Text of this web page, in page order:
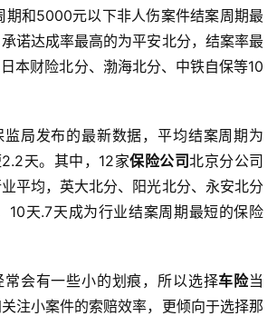
期和5000元以下非人伤案件结案周期最
诺达成率最高的为平安北分，结案率最
本财险北分、渤海北分、中铁自保等10
局发布的最新数据，平均结案周期为
天。其中，12家保险公司北京分公司
平均，英大北分、阳光北分、永安北分
10天.7天成为行业结案周期最短的保险
常会有一些小的划痕，所以选择车险当
注小案件的索赔效率，更倾向于选择那